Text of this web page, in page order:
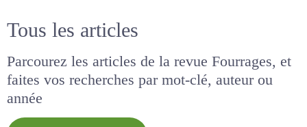
Tous les articles
Parcourez les articles de la revue Fourrages, et
faites vos recherches par mot-clé, auteur ou
année